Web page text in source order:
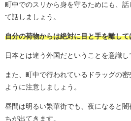
町中でのスリから身を守るためにも、
て話しましょう。
自分の荷物からは絶対に目と手を離し
日本とは違う外国だということを意識し
また、町中で行われているドラッグの
ように注意しましょう。
昼間は明るい繁華街でも、夜になると
ちが出てきます。